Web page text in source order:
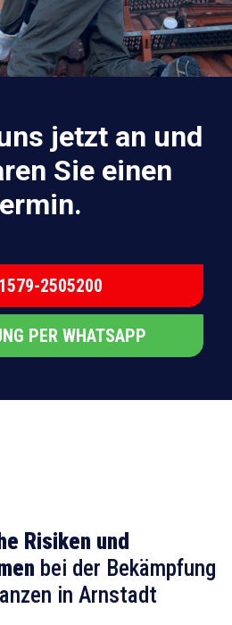
jetzt an und
Sie einen
2505200
PER WHATSAPP
Risiken und
bei der Bekämpfung
in Arnstadt